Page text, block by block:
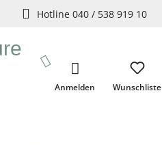
Hotline 040 / 538 919 10
Wunschliste
Anmelden